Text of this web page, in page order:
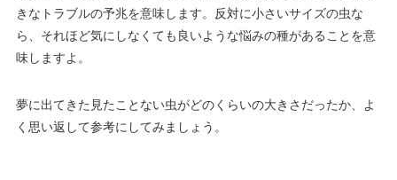
きなトラブルの予兆を意味します。反対に小さいサイズの虫な
ら、それほど気にしなくても良いような悩みの種があることを意
味しますよ。
夢に出てきた見たことない虫がどのくらいの大きさだったか、よ
く思い返して参考にしてみましょう。